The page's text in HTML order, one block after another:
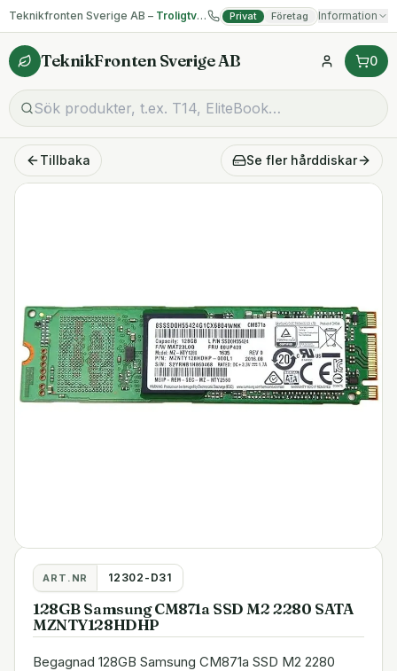
Teknikfronten Sverige AB – Troligtvis billigast på begagnad IT! Privat Företag Information
TeknikFronten Sverige AB 0
Tillbaka Se fler hårddiskar
ART.NR 12302-D31
128GB Samsung CM871a SSD M2 2280 SATA
MZNTY128HDHP
Begagnad 128GB Samsung CM871a SSD M2 2280